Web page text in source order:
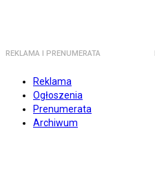
REKLAMA I PRENUMERATA
Reklama
Ogłoszenia
Prenumerata
Archiwum